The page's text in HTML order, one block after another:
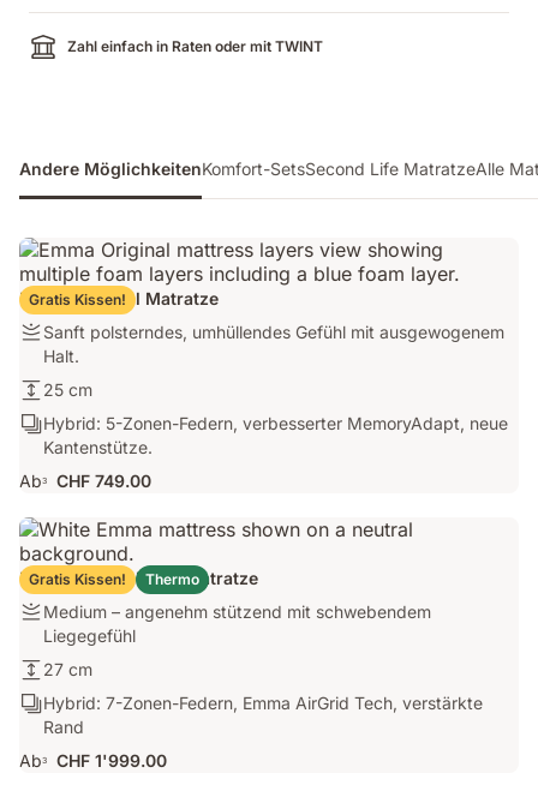
Zahl einfach in Raten oder mit TWINT
Andere MöglichkeitenKomfort-SetsSecond Life MatratzeAlle
Gratis Kissen!
Emma Original Matratze
Firmness:
Sanft
polsterndes,
umhüllendes
Gefühl
ausgewogenem
Sanft polsterndes, umhüllendes Gefühl mit ausgewogenem
Halt.
Matratzenhöhe:
25
cm
25 cm
Ergonomie/Zonen:
Hybrid:
5-
Zonen-
Federn,
verbesserter
MemoryAdapt,
neue
Kantenstütze.
Hybrid: 5-Zonen-Federn, verbesserter MemoryAdapt, neue
Kantenstütze.
Ab3 CHF 749.00
Gratis Kissen! Thermo
Emma Original Elite Matratze
Firmness:
Medium
–
angenehm
stützend
schwebendem
Medium – angenehm stützend mit schwebendem
Liegegefühl
Matratzenhöhe:
27
cm
27 cm
Ergonomie/Zonen:
Hybrid:
7-
Zonen-
Hybrid: 7-Zonen-Federn, Emma AirGrid Tech, verstärkte
Rand
Ab3 CHF 1'999.00